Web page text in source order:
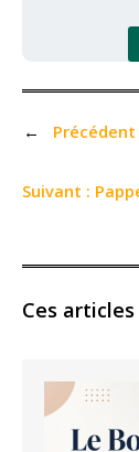
← Précédent
Suivant :
Ces